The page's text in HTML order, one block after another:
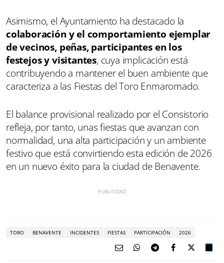
Asimismo, el Ayuntamiento ha destacado la
colaboración y el comportamiento ejemplar
de vecinos, peñas, participantes en los
festejos y visitantes, cuya implicación está
contribuyendo a mantener el buen ambiente que
caracteriza a las Fiestas del Toro Enmaromado.
El balance provisional realizado por el Consistorio
refleja, por tanto, unas fiestas que avanzan con
normalidad, una alta participación y un ambiente
festivo que está convirtiendo esta edición de 2026
en un nuevo éxito para la ciudad de Benavente.
TORO BENAVENTE INCIDENTES FIESTAS PARTICIPACIÓN 2026